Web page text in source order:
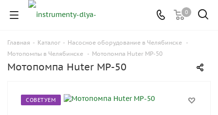
0
Главная - Каталог - Насосное оборудование в Челябинске -
Мотопомпы в Челябинске - Мотопомпа Huter MP-50
Мотопомпа Huter MP-50
СОВЕТУЕМ